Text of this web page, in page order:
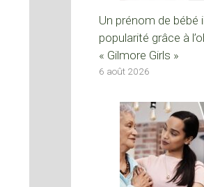
Un prénom de bébé
popularité grâce à
« Gilmore Girls »
6 août 2026